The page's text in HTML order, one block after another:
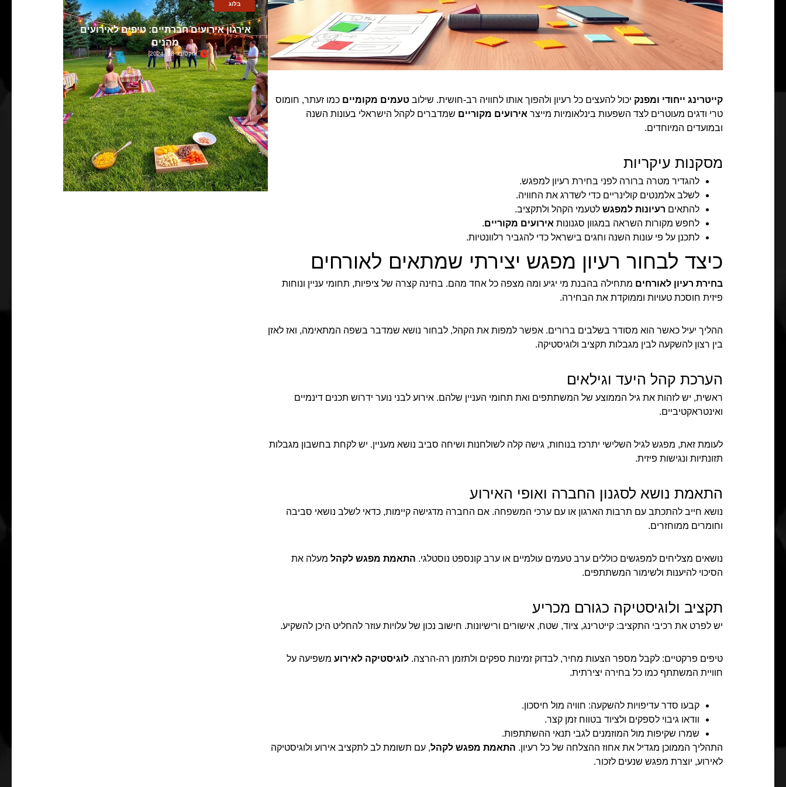
קייטרינג ייחודי ומפנק יכול להעצים כל רעיון ולהפוך אותו לחוויה רב-חושית. שילוב טעמים מקומיים כמו זעתר, חומוס
טרי ודגים מעוטרים לצד השפעות בינלאומיות מייצר אירועים מקוריים שמדברים לקהל הישראלי בעונות השנה
ובמועדים המיוחדים.
מסקנות עיקריות
להגדיר מטרה ברורה לפני בחירת רעיון למפגש.
לשלב אלמנטים קולינריים כדי לשדרג את החוויה.
להתאים רעיונות למפגש לטעמי הקהל ולתקציב.
לחפש מקורות השראה במגוון סגנונות אירועים מקוריים.
לתכנן על פי עונות השנה וחגים בישראל כדי להגביר רלוונטיות.
כיצד לבחור רעיון מפגש יצירתי שמתאים לאורחים
בחירת רעיון לאורחים מתחילה בהבנת מי יגיע ומה מצפה כל אחד מהם. בחינה קצרה של ציפיות, תחומי עניין ונוחות
פיזית חוסכת טעויות וממוקדת את הבחירה.
ההליך יעיל כאשר הוא מסודר בשלבים ברורים. אפשר למפות את הקהל, לבחור נושא שמדבר בשפה המתאימה, ואז לאזן
בין רצון להשקעה לבין מגבלות תקציב ולוגיסטיקה.
הערכת קהל היעד וגילאים
ראשית, יש לזהות את גיל הממוצע של המשתתפים ואת תחומי העניין שלהם. אירוע לבני נוער ידרוש תכנים דינמיים
ואינטראקטיביים.
לעומת זאת, מפגש לגיל השלישי יתרכז בנוחות, גישה קלה לשולחנות ושיחה סביב נושא מעניין. יש לקחת בחשבון מגבלות
תזונתיות ונגישות פיזית.
התאמת נושא לסגנון החברה ואופי האירוע
נושא חייב להתכתב עם תרבות הארגון או עם ערכי המשפחה. אם החברה מדגישה קיימות, כדאי לשלב נושאי סביבה
וחומרים ממוחזרים.
נושאים מצליחים למפגשים כוללים ערב טעמים עולמיים או ערב קונספט נוסטלגי. התאמת מפגש לקהל מעלה את
הסיכוי להיענות ולשימור המשתתפים.
תקציב ולוגיסטיקה כגורם מכריע
יש לפרט את רכיבי התקציב: קייטרינג, ציוד, שטח, אישורים ורישיונות. חישוב נכון של עלויות עוזר להחליט היכן להשקיע.
טיפים פרקטיים: לקבל מספר הצעות מחיר, לבדוק זמינות ספקים ולתזמן רה-הרצה. לוגיסטיקה לאירוע משפיעה על
חוויית המשתתף כמו כל בחירה יצירתית.
קבעו סדר עדיפויות להשקעה: חוויה מול חיסכון.
וודאו גיבוי לספקים ולציוד בטווח זמן קצר.
שמרו שקיפות מול המוזמנים לגבי תנאי ההשתתפות.
התהליך הממוכן מגדיל את אחוז ההצלחה של כל רעיון. התאמת מפגש לקהל, עם תשומת לב לתקציב אירוע ולוגיסטיקה
לאירוע, יוצרת מפגש שנעים לזכור.
בלוג
אירגון אירועים חברתיים: טיפים לאירועים
מהנים
אוקטובר 18, 2024